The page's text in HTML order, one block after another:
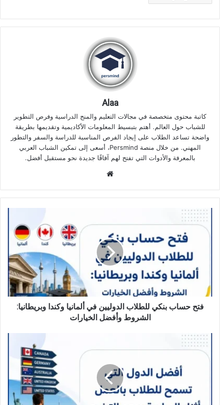
Alaa
كاتبة محتوى متخصصة في مجالات التعليم والمنح الدراسية وفرص التطوير
للشباب حول العالم. أهتم بتبسيط المعلومات الأكاديمية وتقديمها بطريقة
واضحة تساعد الطلاب على إيجاد الفرص المناسبة للدراسة والسفر والتطور
المهني. من خلال منصة Persmind، أسعى إلى تمكين الشباب العربي
بالمعرفة والأدوات التي تفتح لهم آفاقًا جديدة نحو مستقبل أفضل.
فتح
حساب
بنكي
الدوليين
وكندا
وبريطانيا:
الشروط
فتح حساب بنكي للطلاب الدوليين في ألمانيا وكندا وبريطانيا:
الشروط وأفضل الخيارات
أفضل
الدول
التي